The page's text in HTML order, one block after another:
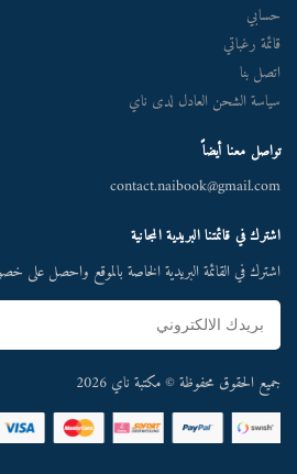
حسابي
قائمة رغباتي
اتصل بنا
سياسة الشحن العادل لدى ناي
تواصل معنا أيضاً
contact.naibook@gmail.com
اشترك في قائمتنا البريدية المجانية
اشترك في القائمة البريدية الخاصة بالموقع واحصل
جميع الحقوق محفوظة © مكتبة ناي 2026